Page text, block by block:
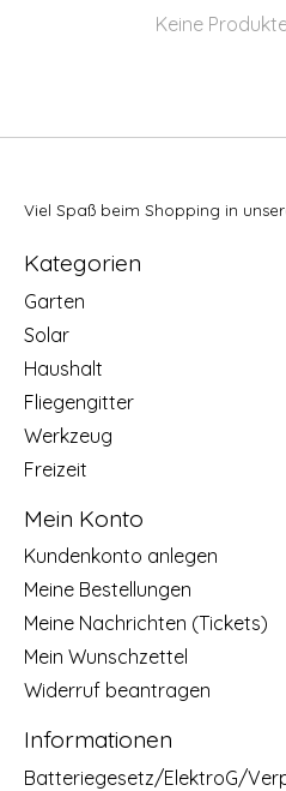
Keine
Viel Spaß beim Shopping in
Kategorien
Garten
Solar
Haushalt
Fliegengitter
Werkzeug
Freizeit
Mein Konto
Kundenkonto anlegen
Meine Bestellungen
Meine Nachrichten (Tickets)
Mein Wunschzettel
Widerruf beantragen
Informationen
Batteriegesetz/ElektroG/